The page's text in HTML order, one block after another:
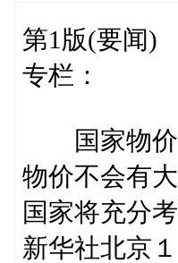
第1版(要闻)
专栏：
国家物价
物价不会有
国家将充分
新华社北京